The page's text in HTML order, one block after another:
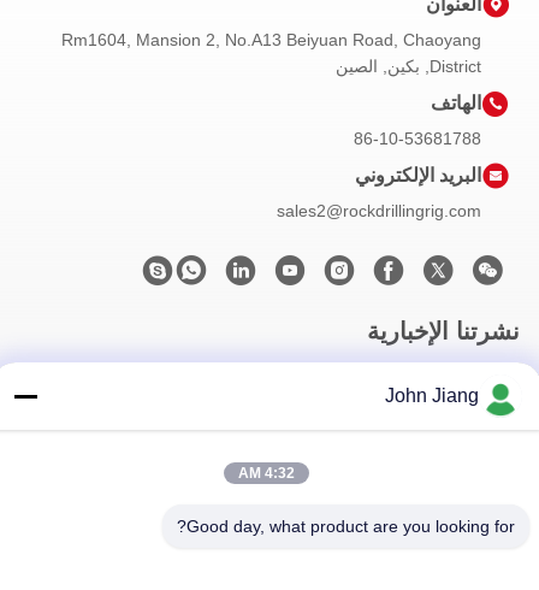
العنوان
Rm1604, Mansion 2, No.A13 Beiyuan Road, Chaoyang
District, بكين, الصين
الهاتف
86-10-53681788
البريد الإلكتروني
sales2@rockdrillingrig.com
نشرتنا الإخبارية
اشترك في نشرتنا الإخبارية للحصول على خصومات وأكثر.
John Jiang
4:32 AM
Good day, what product are you looking for?